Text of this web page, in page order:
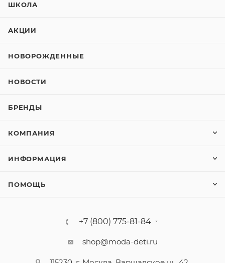
ШКОЛА
АКЦИИ
НОВОРОЖДЕННЫЕ
НОВОСТИ
БРЕНДЫ
КОМПАНИЯ
ИНФОРМАЦИЯ
ПОМОЩЬ
+7 (800) 775-81-84
shop@moda-deti.ru